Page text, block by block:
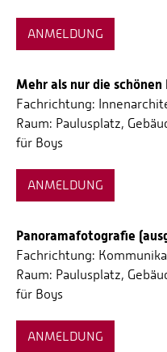
ANMELDUNG
Mehr als nur die
Fachrichtung:
Raum: Paulusplatz,
für Boys
ANMELDUNG
Panoramafotografie
Fachrichtung:
Raum: Paulusplatz,
für Boys
ANMELDUNG